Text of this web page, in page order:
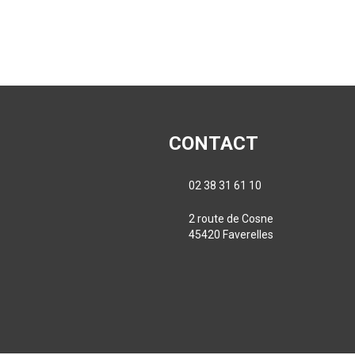
CONTACT
02 38 31 61 10
2 route de Cosne
45420 Faverelles